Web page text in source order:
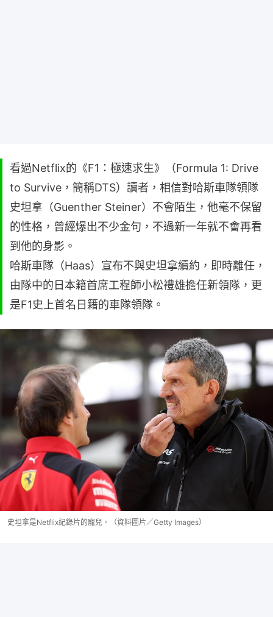
看過Netflix的《F1：極速求生》（Formula 1: Drive
to Survive，簡稱DTS）讀者，相信對哈斯車隊領隊
史坦拿（Guenther Steiner）不會陌生，他毫不保留
的性格，曾經爆出不少金句，不過新一年就不會再看
到他的身影。
哈斯車隊（Haas）宣布不與史坦拿續約，即時離任，
由隊中的日本籍首席工程師小松禮雄擔任新領隊，更
是F1史上首名日籍的車隊領隊。
史坦拿是Netflix紀錄片的寵兒。（資料圖片／Getty Images）